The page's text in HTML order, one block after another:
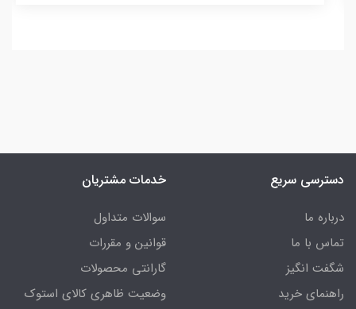
دسترسی سریع
درباره ما
تماس با ما
شگفت انگیز
راهنمای خرید
خدمات مشتریان
سوالات متداول
قوانین و مقررات
گارانتی محصولات
وضعیت ظاهری کالای استوک